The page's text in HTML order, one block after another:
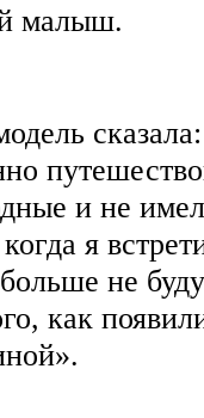
малыш.
и не
я
не
как